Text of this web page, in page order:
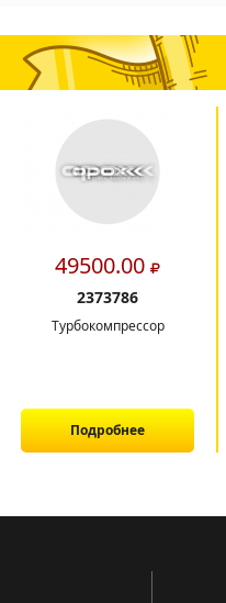
49500.00
2373786
Турбокомпрессор
Подробнее